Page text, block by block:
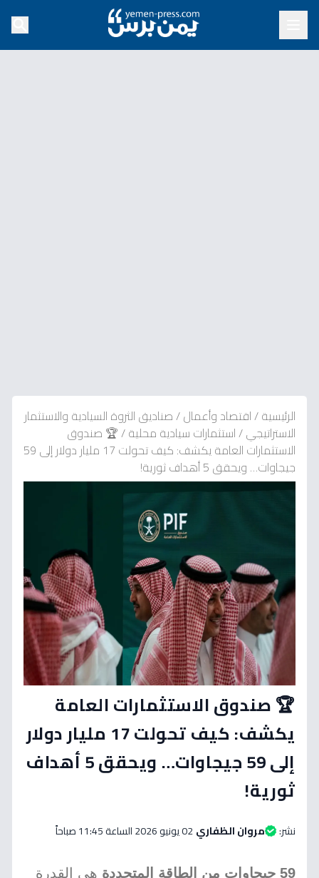
الرئيسية/اقتصاد وأعمال/صناديق الثروة السيادية والاستثمار
الاستراتيجي/استثمارات سيادية محلية/🏆 صندوق
الاستثمارات العامة يكشف: كيف تحولت 17 مليار دولار إلى 59
جيجاوات… ويحقق 5 أهداف ثورية!
🏆 صندوق الاستثمارات العامة
يكشف: كيف تحولت 17 مليار دولار
إلى 59 جيجاوات… ويحقق 5 أهداف
ثورية!
نشر: مروان الظفاري02 يونيو 2026 الساعة 11:45 صباحاً
59 جيجاوات من الطاقة المتجددة
هي القدرة